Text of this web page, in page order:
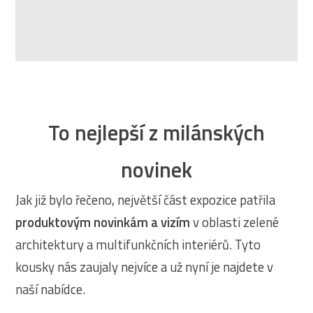
To nejlepší z milánských
novinek
Jak již bylo řečeno, největší část expozice patřila
produktovým novinkám a vizímv oblasti zelené
architektury a multifunkčních interiérů. Tyto
kousky nás zaujaly nejvíce a už nyní je najdete v
naší nabídce.